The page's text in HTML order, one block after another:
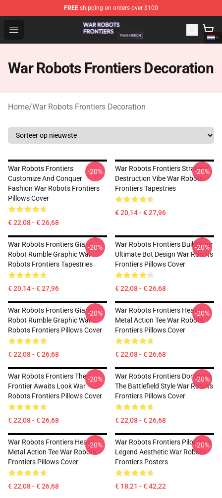
FREE shipping on orders over $100
Open menu
War Robots Frontiers Shop - Official War Robots
War Robots Frontiers Decoration
Home/War Robots Frontiers Decoration
War Robots Frontiers
Customize And Conquer
Fashion War Robots Frontiers
Pillows Cover
€ 22,08 - € 26,68
-20%
War Robots Frontiers Strategic
Destruction Vibe War Robots
Frontiers Tapestries
€ 20,14 - € 27,96
-20%
War Robots Frontiers Giant
Robot Rumble Graphic War
Robots Frontiers Tapestries
€ 20,14 - € 27,96
-20%
War Robots Frontiers Build Your
Ultimate Bot Design War Robots
Frontiers Pillows Cover
€ 22,08 - € 26,68
-20%
War Robots Frontiers Giant
Robot Rumble Graphic War
Robots Frontiers Pillows Cover
€ 22,08 - € 26,68
-20%
War Robots Frontiers Heavy
Metal Action Tee War Robots
Frontiers Pillows Cover
€ 22,08 - € 26,68
-20%
War Robots Frontiers The
Frontier Awaits Look War
Robots Frontiers Pillows Cover
€ 22,08 - € 26,68
-20%
War Robots Frontiers Dominate
The Battlefield Style War Robots
Frontiers Pillows Cover
€ 22,08 - € 26,68
-20%
War Robots Frontiers Heavy
Metal Action Tee War Robots
Frontiers Pillows Cover
€ 22,08 - € 26,68
-20%
War Robots Frontiers Pilot Your
Legend Aesthetic War Robots
Frontiers Posters
€ 18,21 - € 42,22
-20%